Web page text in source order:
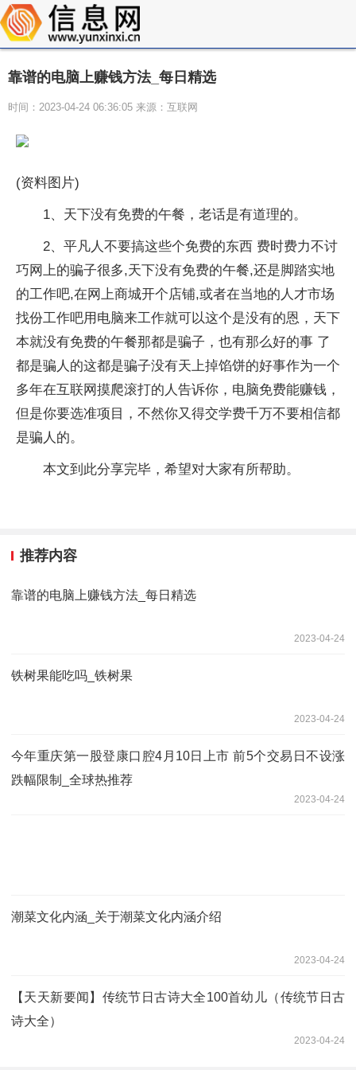
靠谱的电脑上赚钱方法_每日精选
时间：2023-04-24 06:36:05 来源：互联网
(资料图片)
1、天下没有免费的午餐，老话是有道理的。
2、平凡人不要搞这些个免费的东西 费时费力不讨
巧网上的骗子很多,天下没有免费的午餐,还是脚踏实地
的工作吧,在网上商城开个店铺,或者在当地的人才市场
找份工作吧用电脑来工作就可以这个是没有的恩，天下
本就没有免费的午餐那都是骗子，也有那么好的事 了
都是骗人的这都是骗子没有天上掉馅饼的好事作为一个
多年在互联网摸爬滚打的人告诉你，电脑免费能赚钱，
但是你要选准项目，不然你又得交学费千万不要相信都
是骗人的。
本文到此分享完毕，希望对大家有所帮助。
推荐内容
靠谱的电脑上赚钱方法_每日精选
2023-04-24
铁树果能吃吗_铁树果
2023-04-24
今年重庆第一股登康口腔4月10日上市 前5个交易日不设涨
跌幅限制_全球热推荐
2023-04-24
潮菜文化内涵_关于潮菜文化内涵介绍
2023-04-24
【天天新要闻】传统节日古诗大全100首幼儿（传统节日古
诗大全）
2023-04-24